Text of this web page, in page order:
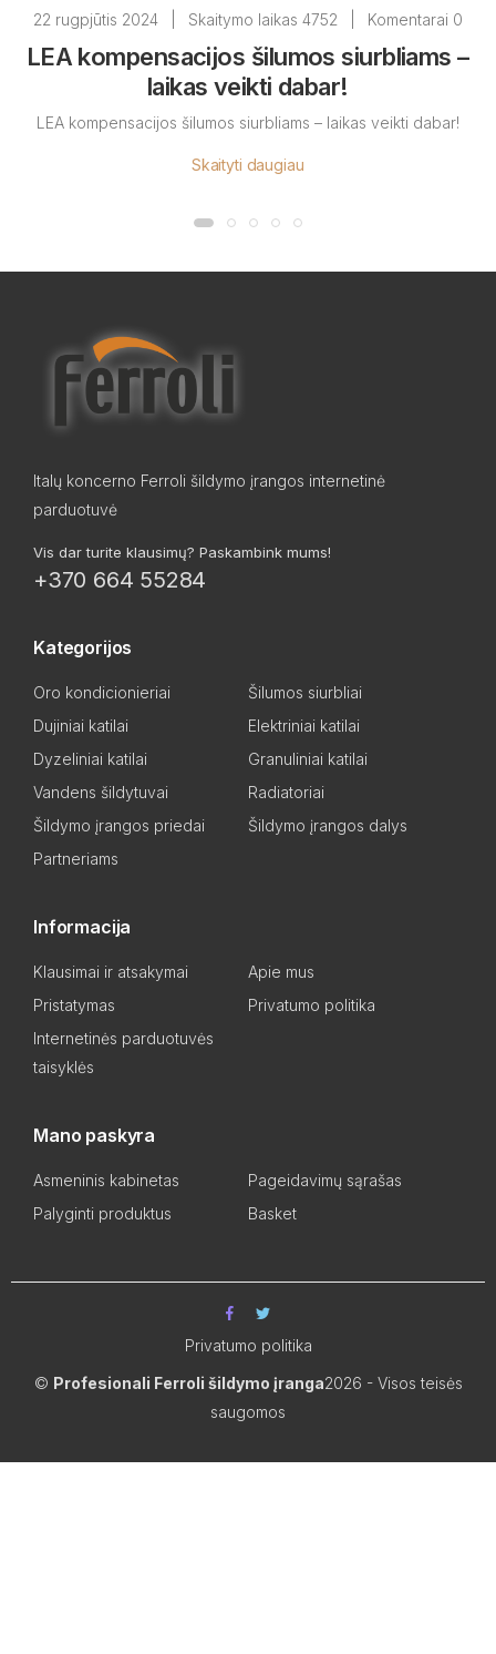
22 rugpjūtis 2024 Skaitymo laikas 4752 Komentarai 0
LEA kompensacijos šilumos siurbliams –
laikas veikti dabar!
LEA kompensacijos šilumos siurbliams – laikas veikti dabar!
Skaityti daugiau
Italų koncerno Ferroli šildymo įrangos internetinė
parduotuvė
Vis dar turite klausimų? Paskambink mums!
+370 664 55284
Kategorijos
Oro kondicionieriai
Šilumos siurbliai
Dujiniai katilai
Elektriniai katilai
Dyzeliniai katilai
Granuliniai katilai
Vandens šildytuvai
Radiatoriai
Šildymo įrangos priedai
Šildymo įrangos dalys
Partneriams
Informacija
Klausimai ir atsakymai
Apie mus
Pristatymas
Privatumo politika
Internetinės parduotuvės
taisyklės
Mano paskyra
Asmeninis kabinetas
Pageidavimų sąrašas
Palyginti produktus
Basket
© Profesionali Ferroli šildymo įranga2026 - Visos teisės
saugomos
Privatumo politika